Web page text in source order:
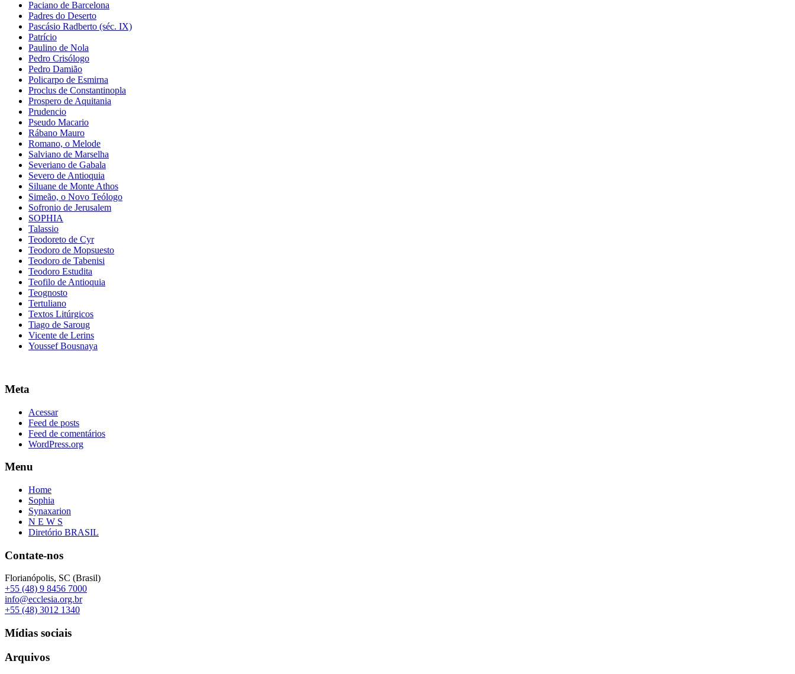
Paciano de Barcelona
Padres do Deserto
Pascásio Radberto (séc. IX)
Patrício
Paulino de Nola
Pedro Crisólogo
Pedro Damião
Policarpo de Esmirna
Proclus de Constantinopla
Prospero de Aquitania
Prudencio
Pseudo Macario
Rábano Mauro
Romano, o Melode
Salviano de Marselha
Severiano de Gabala
Severo de Antioquia
Siluane de Monte Athos
Simeão, o Novo Teólogo
Sofronio de Jerusalem
SOPHIA
Talassio
Teodoreto de Cyr
Teodoro de Mopsuesto
Teodoro de Tabenisi
Teodoro Estudita
Teofilo de Antioquia
Teognosto
Tertuliano
Textos Litúrgicos
Tiago de Saroug
Vicente de Lerins
Youssef Bousnaya
Meta
Acessar
Feed de posts
Feed de comentários
WordPress.org
Menu
Home
Sophia
Synaxarion
N E W S
Diretório BRASIL
Contate-nos
Florianópolis, SC (Brasil)
+55 (48) 9 8456 7000
info@ecclesia.org.br
+55 (48) 3012 1340
Mídias sociais
Arquivos